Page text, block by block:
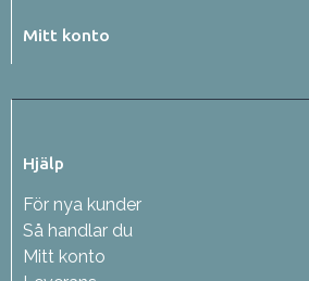
Mitt konto
Hjälp
För nya kunder
Så handlar du
Mitt konto